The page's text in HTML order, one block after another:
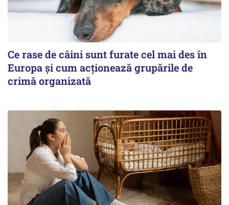
Ce rase de câini sunt furate cel mai des în
Europa și cum acționează grupările de
crimă organizată